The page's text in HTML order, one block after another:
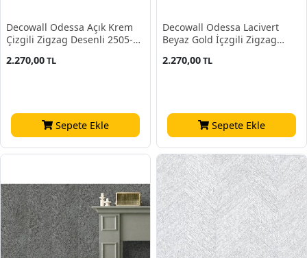
Decowall Odessa Açık Krem
Çizgili Zigzag Desenli 2505-02
2.270,00TL
Sepete Ekle
Decowall Odessa Lacivert
Beyaz Gold İçzgili Zigzag
16,50 M²
2.270,00TL
Sepete Ekle